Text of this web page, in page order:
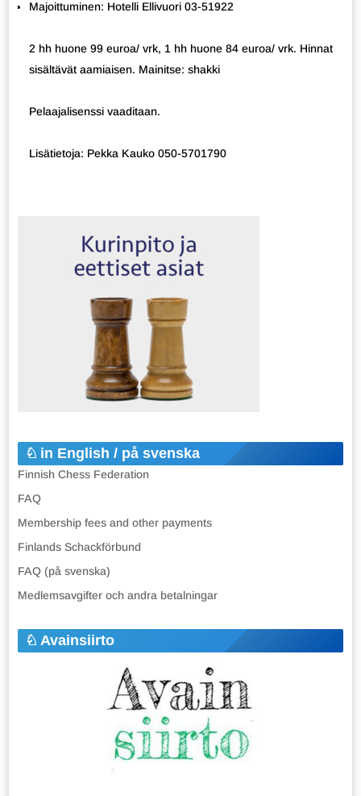
Majoittuminen: Hotelli Ellivuori 03-51922
2 hh huone 99 euroa/ vrk, 1 hh huone 84 euroa/ vrk. Hinnat
sisältävät aamiaisen. Mainitse: shakki
Pelaajalisenssi vaaditaan.
Lisätietoja: Pekka Kauko 050-5701790
in English / på svenska
Finnish Chess Federation
FAQ
Membership fees and other payments
Finlands Schackförbund
FAQ (på svenska)
Medlemsavgifter och andra betalningar
Avainsiirto